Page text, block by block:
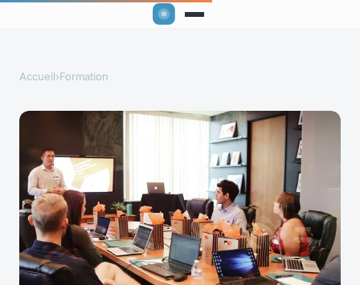
Accueil›Formation